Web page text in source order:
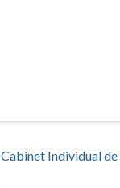
Cabinet Individual